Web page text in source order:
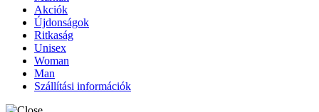
Akciók
Újdonságok
Ritkaság
Unisex
Woman
Man
Szállítási információk